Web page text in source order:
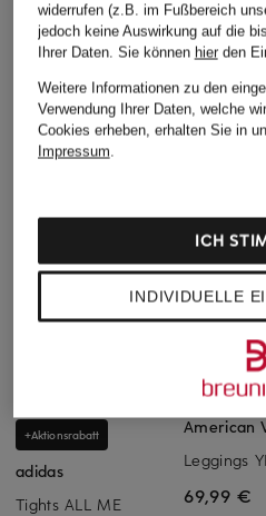
+Aktionsrabatt
adidas
Tights ALL ME
American
Leggings
69,99 €
widerrufen (z.B. im Fußbereich
jedoch keine Auswirkung auf die
Ihrer Daten. Sie können hierden
Weitere Informationen zu den
Verwendung Ihrer Daten, welche
Cookies erheben, erhalten Sie in
Impressum.
INDIVIDUELLE
ICH